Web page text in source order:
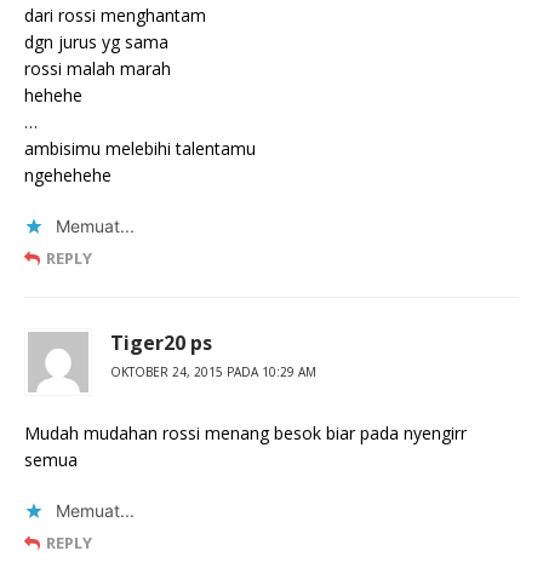
dari rossi menghantam
dgn jurus yg sama
rossi malah marah
hehehe
…
ambisimu melebihi talentamu
ngehehehe
Memuat...
REPLY
Tiger20 ps
OKTOBER 24, 2015 PADA 10:29 AM
Mudah mudahan rossi menang besok biar pada nyengirr
semua
Memuat...
REPLY